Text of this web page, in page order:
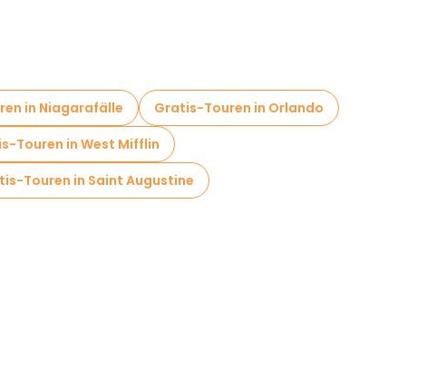
in Niagarafälle
Gratis-Touren in Orlando
Touren in West Mifflin
Touren in Saint Augustine